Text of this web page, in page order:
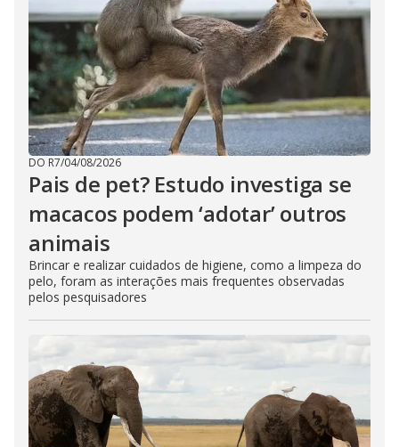
DO R7/04/08/2026
Pais de pet? Estudo investiga se
macacos podem ‘adotar’ outros
animais
Brincar e realizar cuidados de higiene, como a limpeza do
pelo, foram as interações mais frequentes observadas
pelos pesquisadores